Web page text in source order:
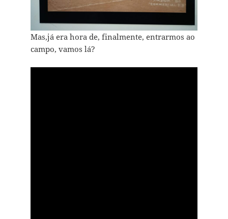
Mas,já era hora de, finalmente, entrarmos ao
campo, vamos lá?